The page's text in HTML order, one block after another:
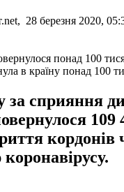
28 березня 2020,
в країну понад 100
за сприяння
109
кордонів